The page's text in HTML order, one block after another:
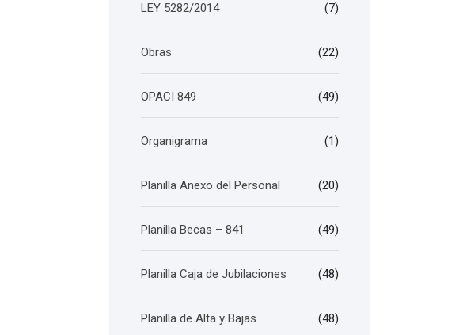
LEY 5282/2014 (7)
Obras (22)
OPACI 849 (49)
Organigrama (1)
Planilla Anexo del Personal (20)
Planilla Becas – 841 (49)
Planilla Caja de Jubilaciones (48)
Planilla de Alta y Bajas (48)